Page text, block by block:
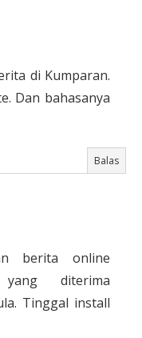
di Kumparan.
Dan bahasanya
Balas
berita online
diterima
Tinggal install